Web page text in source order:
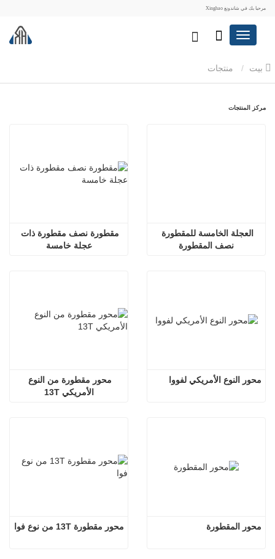
مرحبا بك في شاندونغ Xinghao
مركز المنتجات
عجلة خامسة
نصف المقطورة
الأمريكي 13T
محور النوع الأمريكي لفووا
محور مقطورة 13T من نوع فوا محور المقطورة